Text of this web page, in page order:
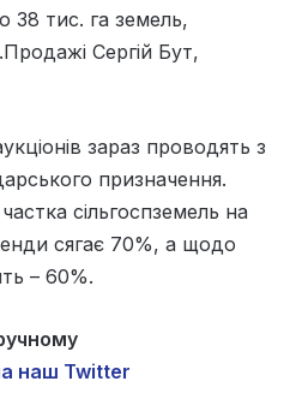
38 тис. га земель,
Сергій Бут,
зараз проводять з
призначення.
сільгоспземель на
сягає 70%, а щодо
– 60%.
наш Twitter